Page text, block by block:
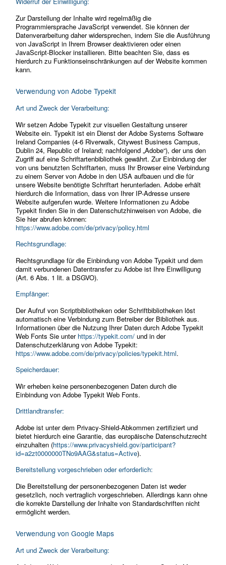
Zur Darstellung der Inhalte wird regelmäßig die
Programmiersprache JavaScript verwendet. Sie können der
Datenverarbeitung daher widersprechen, indem Sie die Ausführung
von JavaScript in Ihrem Browser deaktivieren oder einen
JavaScript-Blocker installieren. Bitte beachten Sie, dass es
hierdurch zu Funktionseinschränkungen auf der Website kommen
kann.
Verwendung von Adobe Typekit
Art und Zweck der Verarbeitung:
Wir setzen Adobe Typekit zur visuellen Gestaltung unserer
Website ein. Typekit ist ein Dienst der Adobe Systems Software
Ireland Companies (4-6 Riverwalk, Citywest Business Campus,
Dublin 24, Republic of Ireland; nachfolgend „Adobe“), der uns den
Zugriff auf eine Schriftartenbibliothek gewährt. Zur Einbindung der
von uns benutzten Schriftarten, muss Ihr Browser eine Verbindung
zu einem Server von Adobe in den USA aufbauen und die für
unsere Website benötigte Schriftart herunterladen. Adobe erhält
hierdurch die Information, dass von Ihrer IP-Adresse unsere
Website aufgerufen wurde. Weitere Informationen zu Adobe
Typekit finden Sie in den Datenschutzhinweisen von Adobe, die
Sie hier abrufen können:
https://www.adobe.com/de/privacy/policy.html
Rechtsgrundlage:
Rechtsgrundlage für die Einbindung von Adobe Typekit und dem
damit verbundenen Datentransfer zu Adobe ist Ihre Einwilligung
(Art. 6 Abs. 1 lit. a DSGVO).
Empfänger:
Der Aufruf von Scriptbibliotheken oder Schriftbibliotheken löst
automatisch eine Verbindung zum Betreiber der Bibliothek aus.
Informationen über die Nutzung Ihrer Daten durch Adobe Typekit
Web Fonts Sie unter https://typekit.com/und in der
Datenschutzerklärung von Adobe Typekit:
https://www.adobe.com/de/privacy/policies/typekit.html.
Speicherdauer:
Wir erheben keine personenbezogenen Daten durch die
Einbindung von Adobe Typekit Web Fonts.
Drittlandtransfer:
Adobe ist unter dem Privacy-Shield-Abkommen zertifiziert und
bietet hierdurch eine Garantie, das europäische Datenschutzrecht
einzuhalten (https://www.privacyshield.gov/participant?
id=a2zt0000000TNo9AAG&status=Active).
Bereitstellung vorgeschrieben oder erforderlich:
Die Bereitstellung der personenbezogenen Daten ist weder
gesetzlich, noch vertraglich vorgeschrieben. Allerdings kann ohne
die korrekte Darstellung der Inhalte von Standardschriften nicht
ermöglicht werden.
Verwendung von Google Maps
Art und Zweck der Verarbeitung: